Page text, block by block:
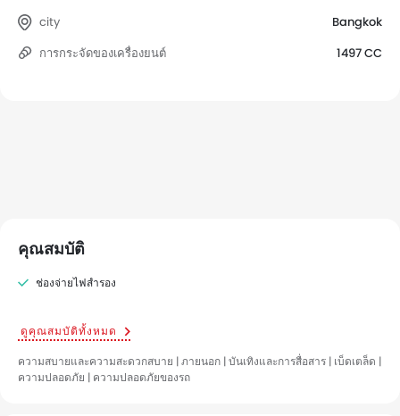
city
Bangkok
การกระจัดของเครื่องยนต์
1497 CC
คุณสมบัติ
ช่องจ่ายไฟสำรอง
ดูคุณสมบัติทั้งหมด
ความสบายและความสะดวกสบาย | ภายนอก | บันเทิงและการสื่อสาร | เบ็ดเตล็ด |
ความปลอดภัย | ความปลอดภัยของรถ